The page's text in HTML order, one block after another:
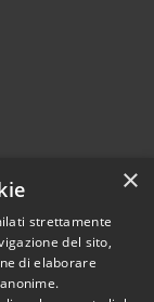
2026 • Comune di
×
strettamente
del sito,
di elaborare